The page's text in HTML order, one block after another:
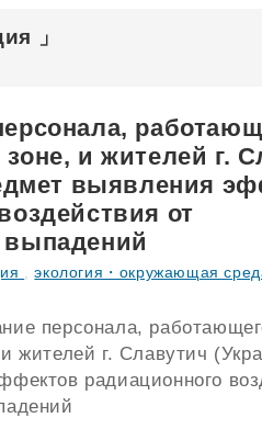
」
и жителей г.
выявления
от
,экология・окружающая
персонала,
жителей г. Славутич
радиационного